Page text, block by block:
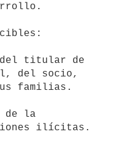
del titular de
del socio,
de la
ilícitas.